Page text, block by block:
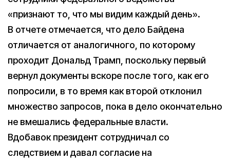
«признают то, что мы видим каждый день».
В отчете отмечается, что дело Байдена
отличается от аналогичного, по которому
проходит Дональд Трамп, поскольку первый
вернул документы вскоре после того, как его
попросили, в то время как второй отклонил
множество запросов, пока в дело окончательно
не вмешались федеральные власти.
Вдобавок президент сотрудничал со
следствием и давал согласие на